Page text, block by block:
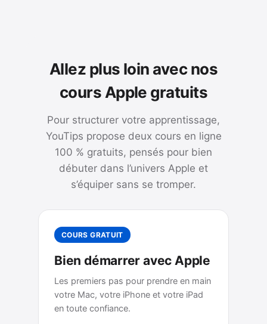
Allez plus loin avec nos
cours Apple gratuits
Pour structurer votre apprentissage,
YouTips propose deux cours en ligne
100 % gratuits, pensés pour bien
débuter dans l’univers Apple et
s’équiper sans se tromper.
COURS GRATUIT
Bien démarrer avec Apple
Les premiers pas pour prendre en main
votre Mac, votre iPhone et votre iPad
en toute confiance.